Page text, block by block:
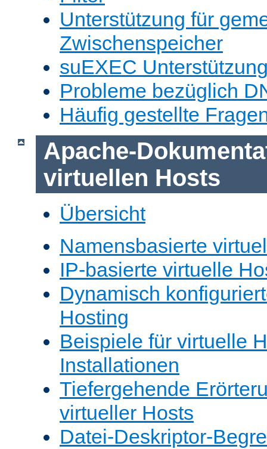
Unterstützung für
Zwischenspeicher
suEXEC
Probleme bezüglich
Häufig gestellte
Apache-
virtuellen Hosts
Übersicht
Namensbasierte
IP-basierte virtuelle
Dynamisch
Hosting
Beispiele für virtuelle
Installationen
Tiefergehende
virtueller Hosts
Datei-Deskriptor-